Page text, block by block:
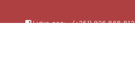
Ligue-nos: (+351) 926 868 813